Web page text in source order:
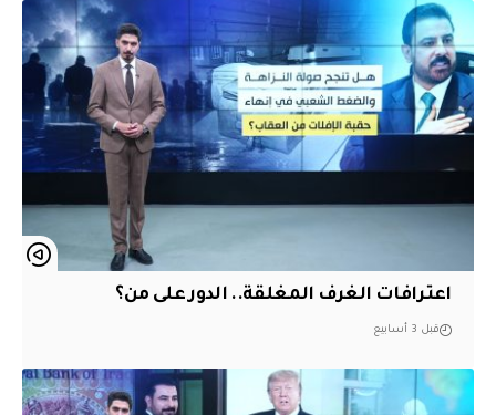
اعترافات الغرف المغلقة.. الدور على من؟
قبل 3 أسابيع